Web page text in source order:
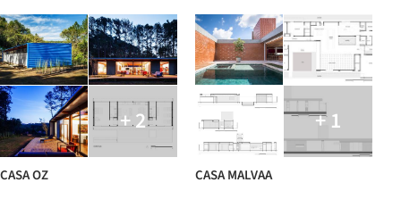
+ 2
CASA OZ
+ 1
CASA MALVAA